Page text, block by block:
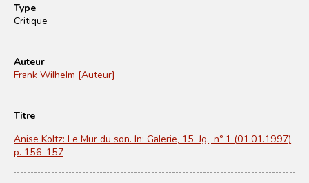
Type
Critique
Auteur
Frank Wilhelm [Auteur]
Titre
Anise Koltz: Le Mur du son. In: Galerie, 15. Jg., nº 1 (01.01.1997),
p. 156-157